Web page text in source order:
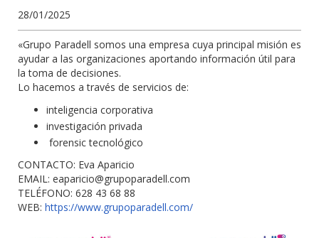
i
o
28/01/2025
«Grupo Paradell somos una empresa cuya principal misión es
ayudar a las organizaciones aportando información útil para
la toma de decisiones.
Lo hacemos a través de servicios de:
inteligencia corporativa
investigación privada
forensic tecnológico
CONTACTO: Eva Aparicio
EMAIL: eaparicio@grupoparadell.com
TELÉFONO: 628 43 68 88
WEB: https://www.grupoparadell.com/